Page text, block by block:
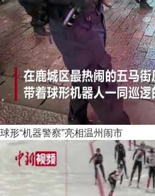
球形“机器警察”亮相温州闹市